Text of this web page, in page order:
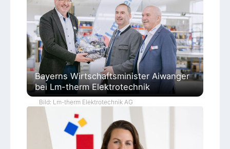
Bayerns Wirtschaftsminister Aiwanger
bei Lm-therm Elektrotechnik
Bild: Lm-therm Elektrotechnik AG